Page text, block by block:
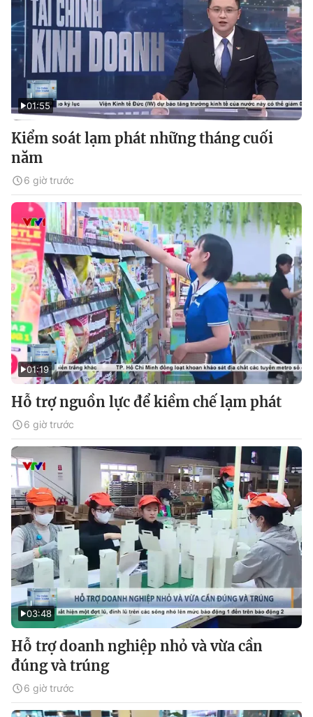
01:55
Kiểm soát lạm phát những tháng cuối
năm
6 giờ trước
01:19
Hỗ trợ nguồn lực để kiềm chế lạm phát
6 giờ trước
03:48
Hỗ trợ doanh nghiệp nhỏ và vừa cần
đúng và trúng
6 giờ trước